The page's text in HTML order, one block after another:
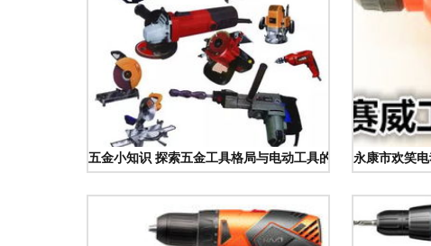
五金小知识 探索五金工具格局与电动工具的古今演进永康市欢笑